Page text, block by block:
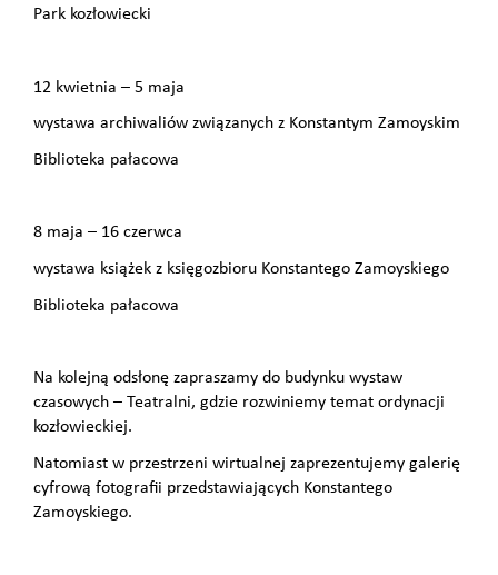
Park kozłowiecki
12 kwietnia – 5 maja
wystawa archiwaliów związanych z Konstantym Zamoyskim
Biblioteka pałacowa
8 maja – 16 czerwca
wystawa książek z księgozbioru Konstantego Zamoyskiego
Biblioteka pałacowa
Na kolejną odsłonę zapraszamy do budynku wystaw
czasowych – Teatralni, gdzie rozwiniemy temat ordynacji
kozłowieckiej.
Natomiast w przestrzeni wirtualnej zaprezentujemy galerię
cyfrową fotografii przedstawiających Konstantego
Zamoyskiego.